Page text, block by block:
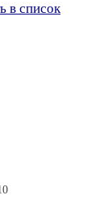
в список